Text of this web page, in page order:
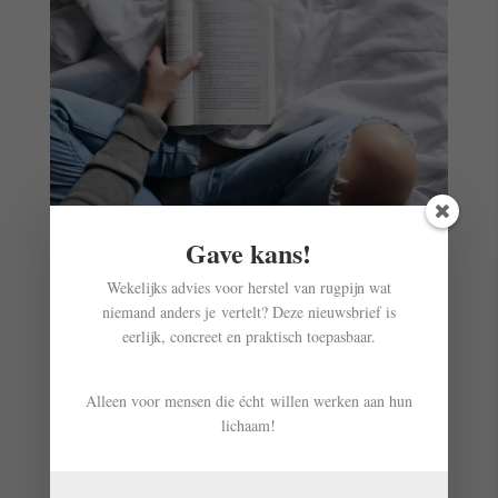
4. Opgekropte emoties
Gave kans!
Wekelijks advies voor herstel van rugpijn wat
niemand anders je vertelt? Deze nieuwsbrief is
eerlijk, concreet en praktisch toepasbaar.
Alleen voor mensen die écht willen werken aan hun
lichaam!